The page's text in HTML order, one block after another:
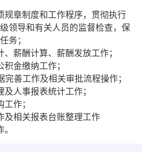
规章制度和工作程序，贯彻执行
领导和有关人员的监督检查，保
务；
薪酬计算、薪酬发放工作；
金缴纳工作；
完善工作及相关审批流程操作；
人事报表统计工作；
作；
及相关报表台账整理工作